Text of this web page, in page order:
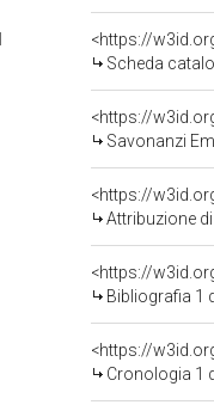
<https://
Scheda
<https://
Savonanzi
<https://
Attribuzione
<https://
Bibliografia 1
<https://
Cronologia 1